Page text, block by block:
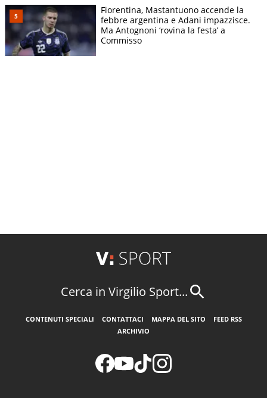
Fiorentina, Mastantuono accende la
febbre argentina e Adani impazzisce.
Ma Antognoni ‘rovina la festa’ a
Commisso
Cerca in Virgilio Sport...
CONTENUTI SPECIALI CONTATTACI MAPPA DEL SITO
FEED RSS
ARCHIVIO